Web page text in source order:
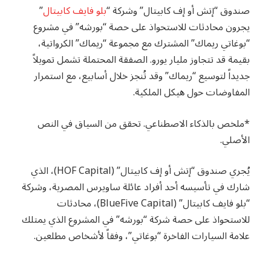
صندوق “إتش أو إف كابيتال” وشركة “بلو فايف كابيتال”
يجرون محادثات للاستحواذ على حصة “بورشه” في مشروع
“بوغاتي ريماك” المشترك مع مجموعة “ريماك” الكرواتية،
بقيمة قد تتجاوز مليار يورو. الصفقة المحتملة تشمل تمويلاً
جديداً لتوسيع “ريماك” وقد تُنجز خلال أسابيع، مع استمرار
المفاوضات حول هيكل الملكية.
*ملخص بالذكاء الاصطناعي. تحقق من السياق في النص
الأصلي.
يُجري صندوق “إتش أو إف كابيتال” (HOF Capital)، الذي
شارك في تأسيسه أحد أفراد عائلة ساويرس المصرية، وشركة
“بلو فايف كابيتال” (BlueFive Capital)، محادثات
للاستحواذ على حصة شركة “بورشه” في المشروع الذي يمتلك
علامة السيارات الفاخرة “بوغاتي”، وفقاً لأشخاص مطلعين.